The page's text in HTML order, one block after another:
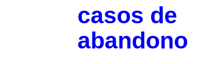
casos de
abandono